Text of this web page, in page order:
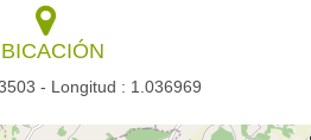
- Longitud : 1.036969